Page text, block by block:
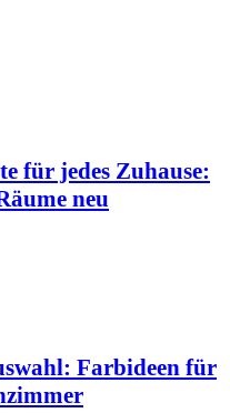
für jedes Zuhause:
neu
Farbideen für